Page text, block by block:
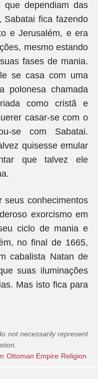
que dependiam das
Sabatai fica fazendo
e Jerusalém, e era
mesmo estando
fases de mania.
se casa com uma
polonesa chamada
como cristã e
casar-se com o
se com Sabatai.
quisesse emular
que talvez ele
seus conhecimentos
exorcismo em
ciclo de mania e
no final de 1665,
cabalista Natan de
suas iluminações
Mas isto fica para
not necessarily represent
Ottoman Empire Religion